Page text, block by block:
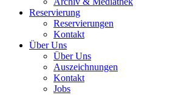
Reservierung
Reservierungen
Kontakt
Über Uns
Über Uns
Auszeichnungen
Kontakt
Jobs